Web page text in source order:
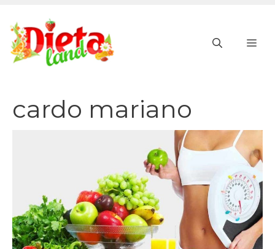
contenuto
cardo mariano